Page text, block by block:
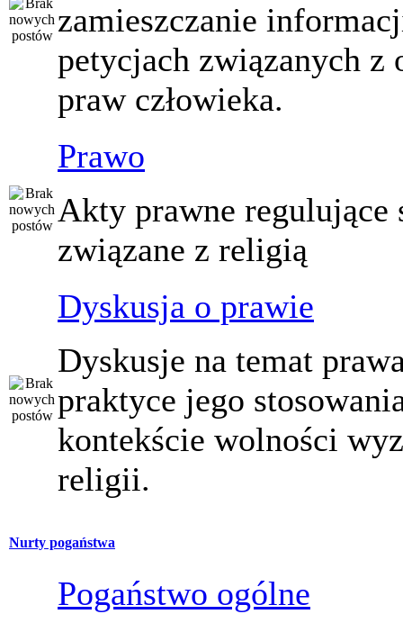
zamieszczanie
petycjach związanych z
praw człowieka.
Prawo
Akty prawne regulujące
związane z religią
Dyskusja o prawie
Dyskusje na temat
praktyce jego
kontekście wolności
religii.
Nurty pogaństwa
Pogaństwo ogólne